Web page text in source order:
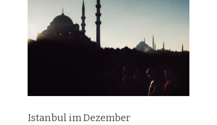
Istanbul im Dezember